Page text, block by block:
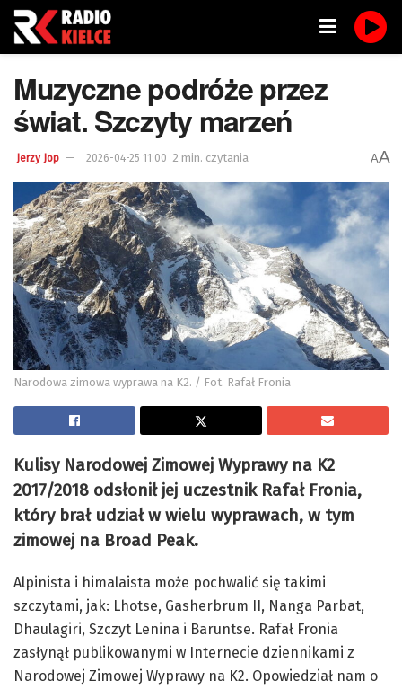
Muzyczne podróże przez
świat. Szczyty marzeń
Jerzy Jop 2026-04-25 11:00 2 min. czytania AA
Narodowa zimowa wyprawa na K2. / Fot. Rafał Fronia
Kulisy Narodowej Zimowej Wyprawy na K2
2017/2018 odsłonił jej uczestnik Rafał Fronia,
który brał udział w wielu wyprawach, w tym
zimowej na Broad Peak.
Alpinista i himalaista może pochwalić się takimi
szczytami, jak: Lhotse, Gasherbrum II, Nanga Parbat,
Dhaulagiri, Szczyt Lenina i Baruntse. Rafał Fronia
zasłynął publikowanymi w Internecie dziennikami z
Narodowej Zimowej Wyprawy na K2. Opowiedział nam o